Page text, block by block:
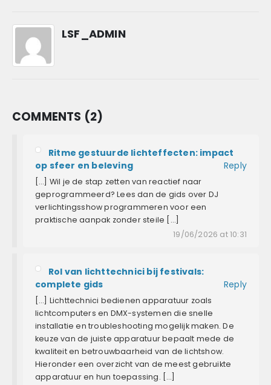
LSF_ADMIN
COMMENTS (2)
Ritme gestuurde lichteffecten: impact
op sfeer en beleving
Reply
[…] Wil je de stap zetten van reactief naar
geprogrammeerd? Lees dan de gids over DJ
verlichtingsshow programmeren voor een
praktische aanpak zonder steile […]
19/06/2026 at 10:31
Rol van lichttechnici bij festivals:
complete gids
Reply
[…] Lichttechnici bedienen apparatuur zoals
lichtcomputers en DMX-systemen die snelle
installatie en troubleshooting mogelijk maken. De
keuze van de juiste apparatuur bepaalt mede de
kwaliteit en betrouwbaarheid van de lichtshow.
Hieronder een overzicht van de meest gebruikte
apparatuur en hun toepassing. […]